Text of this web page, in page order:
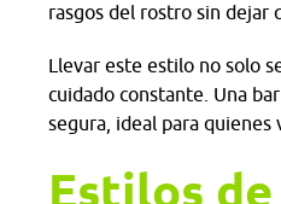
rasgos del rostro sin dejar
Llevar este estilo no solo
cuidado constante. Una
segura, ideal para quienes
Estilos